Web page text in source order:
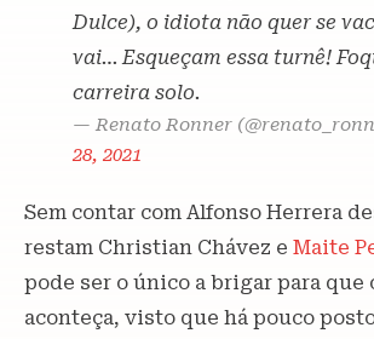
Dulce), o idiota não quer se
vai… Esqueçam essa turnê!
carreira solo.
— Renato Ronner
28, 2021
Sem contar com Alfonso Herrera
restam Christian Chávez e Maite
pode ser o único a brigar para que
aconteça, visto que há pouco